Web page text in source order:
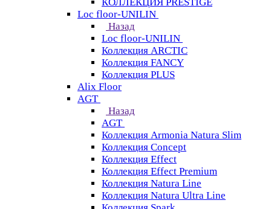
Loс floor-UNILIN
Назад
Loс floor-UNILIN
Коллекция ARCTIС
Коллекция FANCY
Коллекция PLUS
Alix Floor
AGT
Назад
AGT
Коллекция Armonia Natura Slim
Коллекция Concept
Коллекция Effect
Коллекция Effect Premium
Коллекция Natura Line
Коллекция Natura Ultra Line